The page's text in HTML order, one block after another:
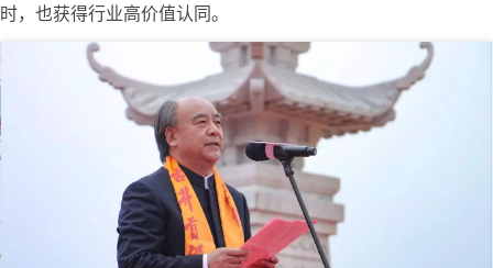
时，也获得行业高价值认同。